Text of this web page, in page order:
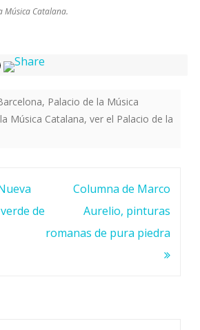
Música Catalana.
, Palacio de la Música
Música Catalana, ver el Palacio de la
de
Columna de Marco
Aurelio, pinturas
romanas de pura piedra